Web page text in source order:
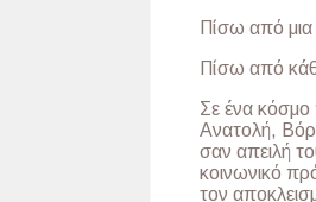
Πίσω από μια
Πίσω από
Σε ένα κόσμο
Ανατολή,
σαν απειλή
κοινωνικό
τον